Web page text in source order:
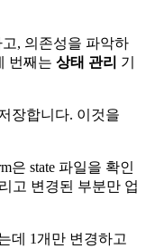
, 의존성을 파악하
번째는 상태 관리 기
장합니다. 이것을
은 state 파일을 확인
고 변경된 부분만 업
데 1개만 변경하고